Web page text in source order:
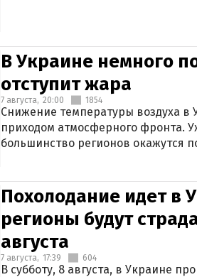
В Украине немного
отступит жара
7 августа, 20:00 1854
Снижение температуры воздуха в
приходом атмосферного фронта.
большинство регионов окажутся
Похолодание идет в
регионы будут
августа
7 августа, 17:39 604
В субботу, 8 августа, в Украине